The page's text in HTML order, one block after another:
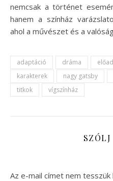
nemcsak a történet
hanem a színház
ahol a művészet és a
adaptáció dráma
karakterek
nagy gatsby
titkok
vígszínház
Az e-mail címet nem tesszük